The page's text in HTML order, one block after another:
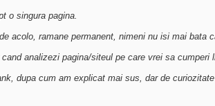
o singura pagina.
acolo, ramane permanent, nimeni nu isi mai
analizezi pagina/siteul pe care vrei sa
dupa cum am explicat mai sus, dar de